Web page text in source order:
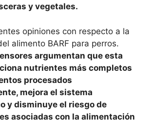
y vegetales.
opiniones con respecto a la
alimento BARF para perros.
argumentan que esta
nutrientes más completos
procesados
mejora el sistema
y disminuye el riesgo de
asociadas con la alimentación